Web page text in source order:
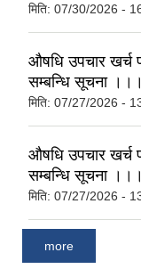
मिति: 07/30/2026 -
औषधि उपचार खर्च
सम्बन्धि सूचना ।।।
मिति: 07/27/2026 -
औषधि उपचार खर्च
सम्बन्धि सूचना ।।।
मिति: 07/27/2026 -
more